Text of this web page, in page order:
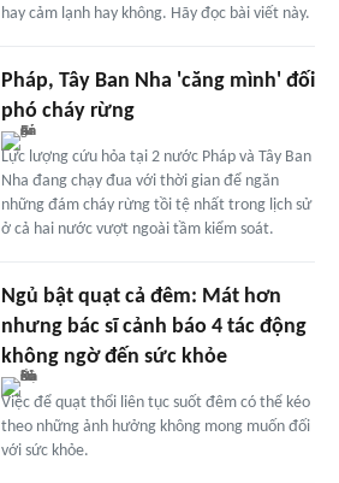
hay cảm lạnh hay không. Hãy đọc bài viết này.
Pháp, Tây Ban Nha 'căng mình' đối
phó cháy rừng
Lực lượng cứu hỏa tại 2 nước Pháp và Tây Ban
Nha đang chạy đua với thời gian để ngăn
những đám cháy rừng tồi tệ nhất trong lịch sử
ở cả hai nước vượt ngoài tầm kiểm soát.
Ngủ bật quạt cả đêm: Mát hơn
nhưng bác sĩ cảnh báo 4 tác động
không ngờ đến sức khỏe
Việc để quạt thổi liên tục suốt đêm có thể kéo
theo những ảnh hưởng không mong muốn đối
với sức khỏe.